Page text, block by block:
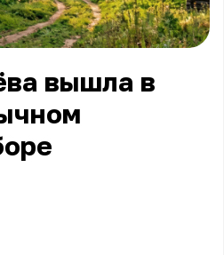
вышла в